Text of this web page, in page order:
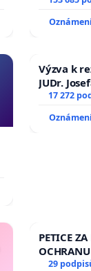
Výzva k
JUDr.
ve
17 272
PETICE
29